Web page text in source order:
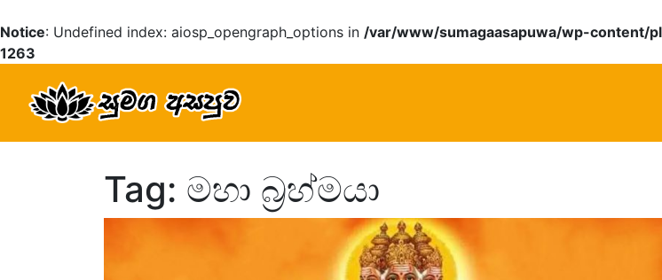
Notice: Undefined index: aiosp_opengraph_options in /var/www/sumagaasapuwa/wp-content/
1263
Tag: මහා බ්‍රහ්මයා